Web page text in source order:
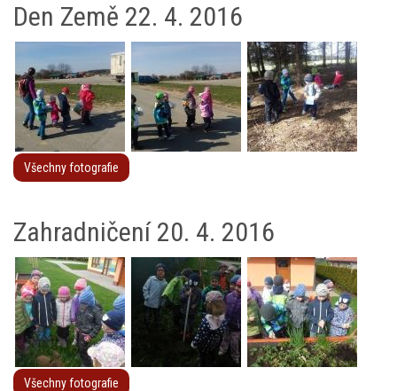
Den Země 22. 4. 2016
Všechny fotografie
Zahradničení 20. 4. 2016
Všechny fotografie